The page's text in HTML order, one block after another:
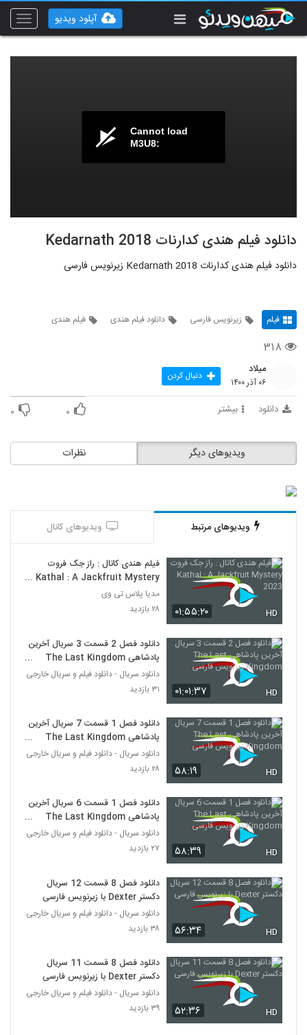
Toggle
آپلود ویدیو
Cannot load
M3U8:
دانلود فیلم هندی کدارنات Kedarnath 2018
دانلود فیلم هندی کدارنات Kedarnath 2018 زیرنویس فارسی
فیلم زیرنویس فارسی دانلود فیلم هندی فیلم هندی
۳۱۸
میلاد
۰۶ آذر ۱۴۰۰ دنبال کردن
دانلود بیشتر ۰ ۰
نظرات ویدیوهای دیگر
ویدیوهای مرتبط ویدیوهای کانال
۰۱:۵۵:۲۰ HD
فیلم هندی کاتال : راز جک فروت
Kathal : A Jackfruit Mystery
2023
مدیا پلاس تی وی
۲۸ بازدید
۰۱:۰۱:۳۷ HD
دانلود فصل 2 قسمت 3 سریال آخرین
پادشاهی The Last Kingdom
زیرنویس فارسی
دانلود سریال - دانلود فیلم و سریال خارجی
۳۱ بازدید
۵۸:۱۹ HD
دانلود فصل 1 قسمت 7 سریال آخرین
پادشاهی The Last Kingdom
زیرنویس فارسی
دانلود سریال - دانلود فیلم و سریال خارجی
۲۸ بازدید
۵۸:۳۹ HD
دانلود فصل 1 قسمت 6 سریال آخرین
پادشاهی The Last Kingdom
زیرنویس فارسی
دانلود سریال - دانلود فیلم و سریال خارجی
۲۷ بازدید
۵۶:۳۴ HD
دانلود فصل 8 قسمت 12 سریال
دکستر Dexter با زیرنویس فارسی
دانلود سریال - دانلود فیلم و سریال خارجی
۳۸ بازدید
۵۲:۳۶ HD
دانلود فصل 8 قسمت 11 سریال
دکستر Dexter با زیرنویس فارسی
دانلود سریال - دانلود فیلم و سریال خارجی
۳۹ بازدید